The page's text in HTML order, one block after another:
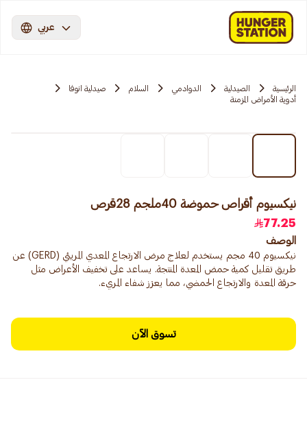
عربي
الرئيسية الصيدلية الدوادمي السلام
صيدلية انوفا
أدوية الأمراض المزمنة
نيكسيوم أقراص حموضة 40ملجم 28قرص
77.25
الوصف
نيكسيوم 40 مجم يستخدم لعلاج مرض الارتجاع المعدي المريئي (GERD) عن
طريق تقليل كمية حمض المعدة المنتجة. يساعد على تخفيف الأعراض مثل
حرقة المعدة والارتجاع الحمضي، مما يعزز شفاء المريء.
تسوق الآن